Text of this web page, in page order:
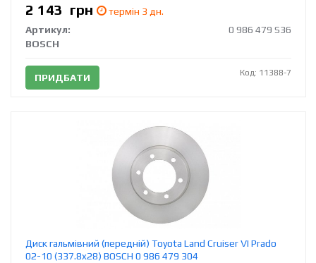
2 143 грн
термін 3 дн.
Артикул:
0 986 479 S36
BOSCH
ПРИДБАТИ Код: 11388-7
Диск гальмівний (передній) Toyota Land Cruiser VI Prado
02-10 (337.8x28) BOSCH 0 986 479 304